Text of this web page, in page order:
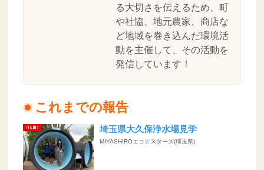
る大切さを伝えるため、町
や社協、地元農家、商店な
ど地域を巻き込んだ環境活
動を主催して、その活動を
発信しています！
これまでの報告
埼玉県大久保浄水場見学
MIYASHIROエコ☆スターズ(埼玉県)